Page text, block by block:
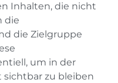
Inhalten, die nicht
die
die Zielgruppe
um in der
zu bleiben